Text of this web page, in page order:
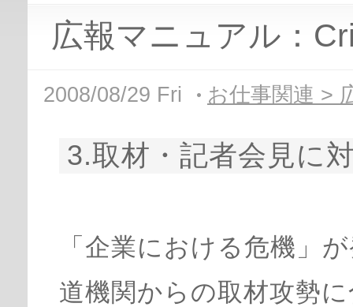
広報マニュアル：
2008/08/29 Fri お仕事関連 >
3.取材・記者会見に
「企業における危機」
道機関からの取材攻勢